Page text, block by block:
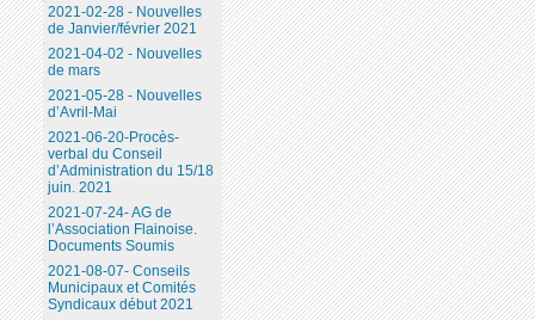
2021-02-28 - Nouvelles
de Janvier/février 2021
2021-04-02 - Nouvelles
de mars
2021-05-28 - Nouvelles
d’Avril-Mai
2021-06-20-Procès-
verbal du Conseil
d’Administration du 15/18
juin. 2021
2021-07-24- AG de
l’Association Flainoise.
Documents Soumis
2021-08-07- Conseils
Municipaux et Comités
Syndicaux début 2021